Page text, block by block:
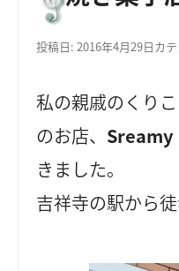
投稿日:2016年4月29日カ
私の親戚のくり
のお店、 Sreamy
きました。
吉祥寺の駅から徒